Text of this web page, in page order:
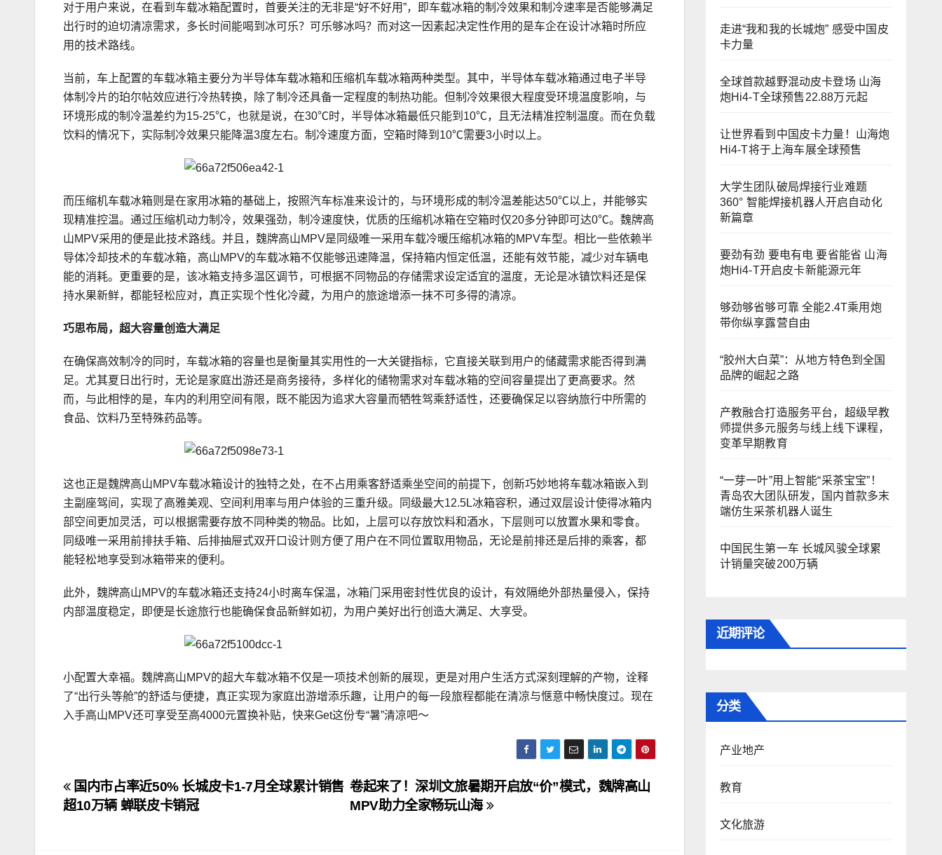
对于用户来说，在看到车载冰箱配置时，首要关注的无非是“好不好用”，即车载冰箱的制冷效果和制冷速率是否能够满足
出行时的迫切清凉需求，多长时间能喝到冰可乐？可乐够冰吗？而对这一因素起决定性作用的是车企在设计冰箱时所应
用的技术路线。
当前，车上配置的车载冰箱主要分为半导体车载冰箱和压缩机车载冰箱两种类型。其中，半导体车载冰箱通过电子半导
体制冷片的珀尔帖效应进行冷热转换，除了制冷还具备一定程度的制热功能。但制冷效果很大程度受环境温度影响，与
环境形成的制冷温差约为15-25℃，也就是说，在30℃时，半导体冰箱最低只能到10℃，且无法精准控制温度。而在负载
饮料的情况下，实际制冷效果只能降温3度左右。制冷速度方面，空箱时降到10℃需要3小时以上。
而压缩机车载冰箱则是在家用冰箱的基础上，按照汽车标准来设计的，与环境形成的制冷温差能达50℃以上，并能够实
现精准控温。通过压缩机动力制冷，效果强劲，制冷速度快，优质的压缩机冰箱在空箱时仅20多分钟即可达0℃。魏牌高
山MPV采用的便是此技术路线。并且，魏牌高山MPV是同级唯一采用车载冷暖压缩机冰箱的MPV车型。相比一些依赖半
导体冷却技术的车载冰箱，高山MPV的车载冰箱不仅能够迅速降温，保持箱内恒定低温，还能有效节能，减少对车辆电
能的消耗。更重要的是，该冰箱支持多温区调节，可根据不同物品的存储需求设定适宜的温度，无论是冰镇饮料还是保
持水果新鲜，都能轻松应对，真正实现个性化冷藏，为用户的旅途增添一抹不可多得的清凉。
巧思布局，超大容量创造大满足
在确保高效制冷的同时，车载冰箱的容量也是衡量其实用性的一大关键指标，它直接关联到用户的储藏需求能否得到满
足。尤其夏日出行时，无论是家庭出游还是商务接待，多样化的储物需求对车载冰箱的空间容量提出了更高要求。然
而，与此相悖的是，车内的利用空间有限，既不能因为追求大容量而牺牲驾乘舒适性，还要确保足以容纳旅行中所需的
食品、饮料乃至特殊药品等。
这也正是魏牌高山MPV车载冰箱设计的独特之处，在不占用乘客舒适乘坐空间的前提下，创新巧妙地将车载冰箱嵌入到
主副座驾间，实现了高雅美观、空间利用率与用户体验的三重升级。同级最大12.5L冰箱容积，通过双层设计使得冰箱内
部空间更加灵活，可以根据需要存放不同种类的物品。比如，上层可以存放饮料和酒水，下层则可以放置水果和零食。
同级唯一采用前排扶手箱、后排抽屉式双开口设计则方便了用户在不同位置取用物品，无论是前排还是后排的乘客，都
能轻松地享受到冰箱带来的便利。
此外，魏牌高山MPV的车载冰箱还支持24小时离车保温，冰箱门采用密封性优良的设计，有效隔绝外部热量侵入，保持
内部温度稳定，即便是长途旅行也能确保食品新鲜如初，为用户美好出行创造大满足、大享受。
小配置大幸福。魏牌高山MPV的超大车载冰箱不仅是一项技术创新的展现，更是对用户生活方式深刻理解的产物，诠释
了“出行头等舱”的舒适与便捷，真正实现为家庭出游增添乐趣，让用户的每一段旅程都能在清凉与惬意中畅快度过。现在
入手高山MPV还可享受至高4000元置换补贴，快来Get这份专“暑”清凉吧～
文
章
卷起来了！深圳文旅暑期开启放“价”模式，魏牌高山
MPV助力全家畅玩山海
国内市占率近50% 长城皮卡1-7月全球累计销售
超10万辆 蝉联皮卡销冠
走进“我和我的长城炮” 感受中国皮
卡力量
全球首款越野混动皮卡登场 山海
炮Hi4-T全球预售22.88万元起
让世界看到中国皮卡力量！山海炮
Hi4-T将于上海车展全球预售
大学生团队破局焊接行业难题
360° 智能焊接机器人开启自动化
新篇章
要劲有劲 要电有电 要省能省 山海
炮Hi4-T开启皮卡新能源元年
够劲够省够可靠 全能2.4T乘用炮
带你纵享露营自由
“胶州大白菜”：从地方特色到全国
品牌的崛起之路
产教融合打造服务平台，超级早教
师提供多元服务与线上线下课程，
变革早期教育
“一芽一叶”用上智能“采茶宝宝”！
青岛农大团队研发，国内首款多末
端仿生采茶机器人诞生
中国民生第一车 长城风骏全球累
计销量突破200万辆
近期评论
分类
产业地产
教育
文化旅游